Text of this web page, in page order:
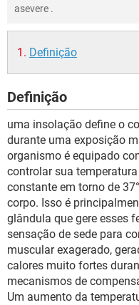
NUTRIÇÃO
SEXUALIDADE
GLOSSÁRIO
asevere .
Definição
Definição
uma insolação define o
durante uma exposição
organismo é equipado
controlar sua
constante em torno de
corpo. Isso é
glândula que gere esses
sensação de sede para
muscular exagerado,
calores muito fortes
mecanismos de
Um aumento da